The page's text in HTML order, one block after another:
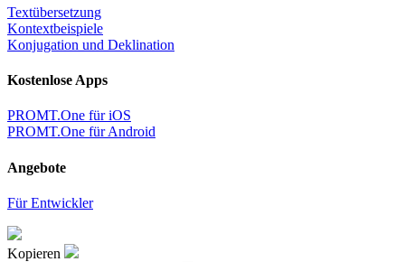
Textübersetzung
Kontextbeispiele
Konjugation und Deklination
Kostenlose Apps
PROMT.One für iOS
PROMT.One für Android
Angebote
Für Entwickler
Kopieren